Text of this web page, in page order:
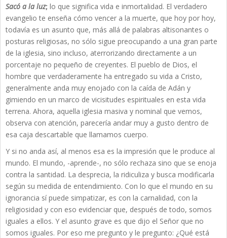
Sacó a la luz; lo que significa vida e inmortalidad. El verdadero
evangelio te enseña cómo vencer a la muerte, que hoy por hoy,
todavía es un asunto que, más allá de palabras altisonantes o
posturas religiosas, no sólo sigue preocupando a una gran parte
de la iglesia, sino incluso, aterrorizando directamente a un
porcentaje no pequeño de creyentes. El pueblo de Dios, el
hombre que verdaderamente ha entregado su vida a Cristo,
generalmente anda muy enojado con la caída de Adán y
gimiendo en un marco de vicisitudes espirituales en esta vida
terrena. Ahora, aquella iglesia masiva y nominal que vemos,
observa con atención, parecería andar muy a gusto dentro de
esa caja descartable que llamamos cuerpo.
Y si no anda así, al menos esa es la impresión que le produce al
mundo. El mundo, -aprende-, no sólo rechaza sino que se enoja
contra la santidad. La desprecia, la ridiculiza y busca modificarla
según su medida de entendimiento. Con lo que el mundo en su
ignorancia sí puede simpatizar, es con la carnalidad, con la
religiosidad y con eso evidenciar que, después de todo, somos
iguales a ellos. Y el asunto grave es que dijo el Señor que no
somos iguales. Por eso me pregunto y le pregunto: ¿Qué está